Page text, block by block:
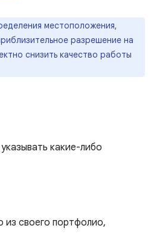
местоположения,
разрешение на
снизить качество работы
какие-либо
из своего портфолио,